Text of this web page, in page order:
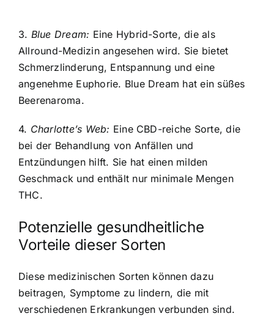
3. Blue Dream: Eine Hybrid-Sorte, die als
Allround-Medizin angesehen wird. Sie bietet
Schmerzlinderung, Entspannung und eine
angenehme Euphorie. Blue Dream hat ein süßes
Beerenaroma.
4. Charlotte’s Web: Eine CBD-reiche Sorte, die
bei der Behandlung von Anfällen und
Entzündungen hilft. Sie hat einen milden
Geschmack und enthält nur minimale Mengen
THC.
Potenzielle gesundheitliche
Vorteile dieser Sorten
Diese medizinischen Sorten können dazu
beitragen, Symptome zu lindern, die mit
verschiedenen Erkrankungen verbunden sind.